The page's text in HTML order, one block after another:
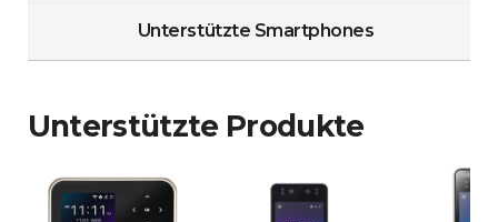
Unterstützte Smartphones
Unterstützte Produkte